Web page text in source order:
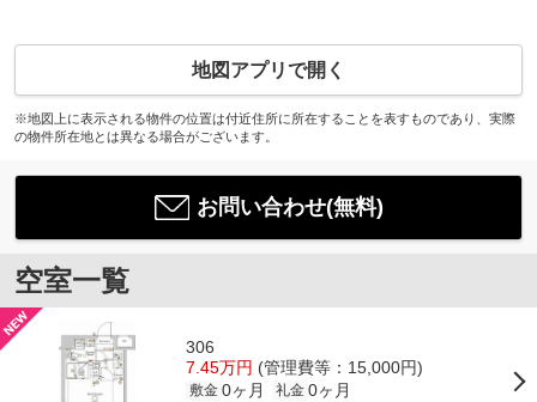
地図アプリで開く
※地図上に表示される物件の位置は付近住所に所在することを表すものであり、実際
の物件所在地とは異なる場合がございます。
お問い合わせ(無料)
空室一覧
306
7.45万円 (管理費等：15,000円)
敷金 0ヶ月 礼金 0ヶ月